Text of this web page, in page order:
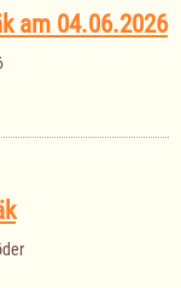
am 04.06.2026